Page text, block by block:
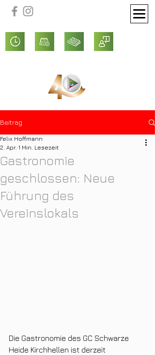
Beitrag
Gastronomie
geschlossen: Neue
Führung des
Vereinslokals
Felix Hoffmann
2. Apr. 1 Min. Lesezeit
Die Gastronomie des GC Schwarze
Heide Kirchhellen ist derzeit